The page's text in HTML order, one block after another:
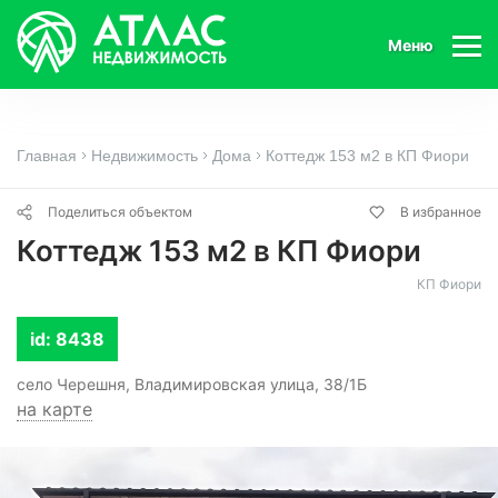
Меню
Главная Недвижимость Дома Коттедж 153 м2 в КП Фиори
Поделиться объектом В избранное
Коттедж 153 м2 в КП Фиори
КП Фиори
id: 8438
село Черешня, Владимировская улица, 38/1Б
на карте